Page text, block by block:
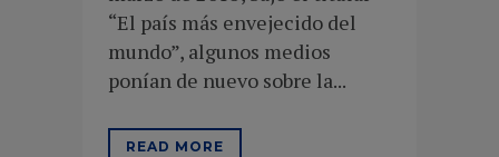
“El país más envejecido del
mundo”, algunos medios
ponían de nuevo sobre la...
READ MORE